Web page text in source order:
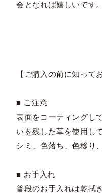
会となれば嬉しいです。
【ご購入の前に知って
■ ご注意
表面をコーティングし
いを残した革を使用し
シミ、色落ち、色移り
■ お手入れ
普段のお手入れは乾拭